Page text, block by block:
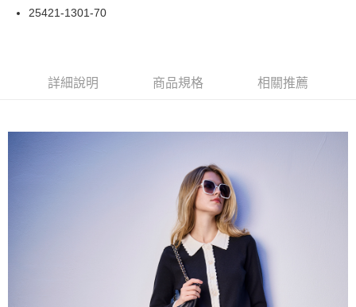
大哥付你分期
2.付款方式選擇「大哥付你分期」，訂單成立後會自動跳轉到大哥付的交易
流程，驗證手機門號後，選擇欲分期的期數、繳款截止日，確認付款後即完
4.訂單成立30分鐘內，如未前往確認交易或遇審核未通過，訂單將自動取
1.分期款項不併入電信帳單，「大哥付你分期」於每月結算日後寄送繳費提
2.透過簡訊連結打開帳單後，可選擇「超商條碼／台灣大直營門市／銀行轉
帳／街口支付／iPASS MONEY」等通路繳費。
1.本服務係由「台灣大哥大股份有限公司」（以下簡稱本公司）所提供，讓
用戶於交易時，得透過本服務購買商品或服務，並由商店將買賣／分期付款
買賣價金債權讓與本公司後，依約使用本公司帳單繳交帳款。
每筆NT$60，滿NT$1,000(含以上)免運費
每筆NT$60，滿NT$1,000(含以上)免運費
每筆NT$60，滿NT$1,000(含以上)免運費
25421-1301-70
詳細說明 商品規格 相關推薦